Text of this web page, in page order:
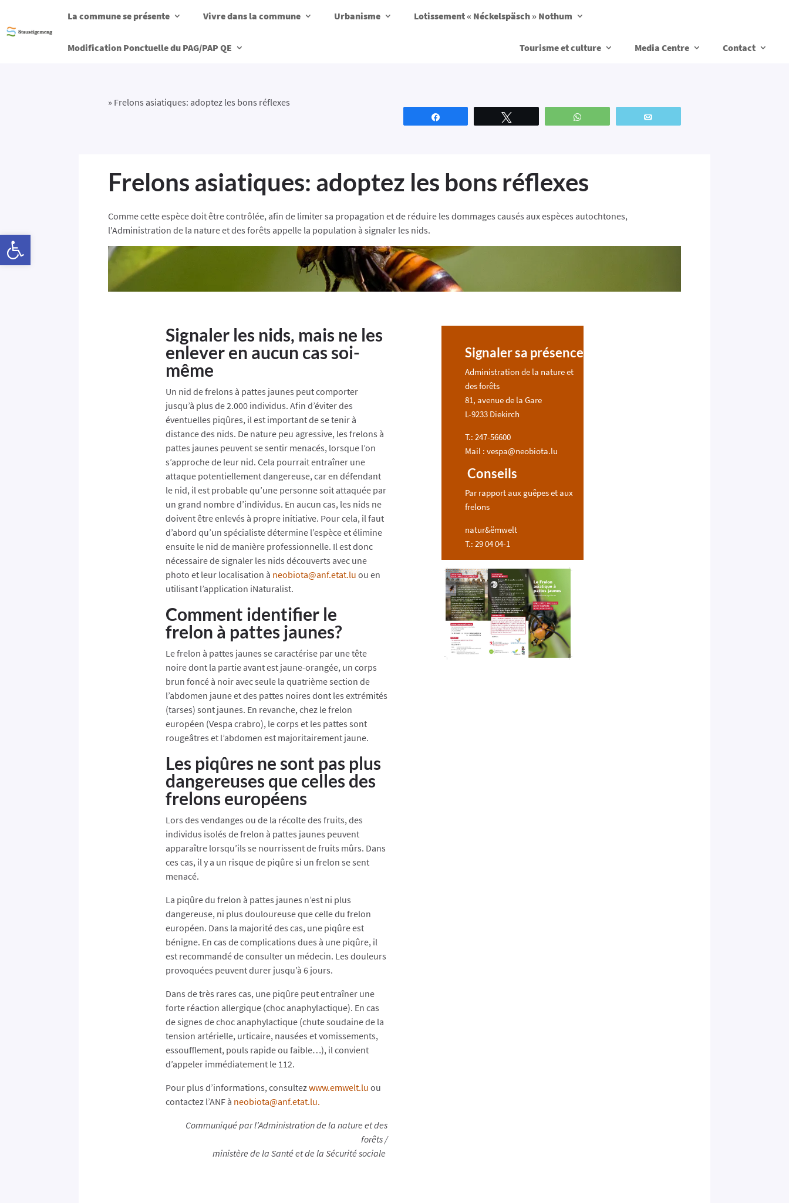
La commune se présente Vivre dans la commune Urbanisme Lotissement « Néckelspäsch » Nothum
Modification Ponctuelle du PAG/PAP QE Tourisme et culture Media Centre Contact
» Frelons asiatiques: adoptez les bons réflexes
Frelons asiatiques: adoptez les bons réflexes
Comme cette espèce doit être contrôlée, afin de limiter sa propagation et de réduire les dommages causés aux espèces autochtones,
l'Administration de la nature et des forêts appelle la population à signaler les nids.
Signaler les nids, mais ne les
enlever en aucun cas soi-
même
Un nid de frelons à pattes jaunes peut comporter
jusqu’à plus de 2.000 individus. Afin d’éviter des
éventuelles piqûres, il est important de se tenir à
distance des nids. De nature peu agressive, les frelons à
pattes jaunes peuvent se sentir menacés, lorsque l’on
s’approche de leur nid. Cela pourrait entraîner une
attaque potentiellement dangereuse, car en défendant
le nid, il est probable qu’une personne soit attaquée par
un grand nombre d’individus. En aucun cas, les nids ne
doivent être enlevés à propre initiative. Pour cela, il faut
d’abord qu’un spécialiste détermine l’espèce et élimine
ensuite le nid de manière professionnelle. Il est donc
nécessaire de signaler les nids découverts avec une
photo et leur localisation à neobiota@anf.etat.lu ou en
utilisant l’application iNaturalist.
Comment identifier le
frelon à pattes jaunes?
Le frelon à pattes jaunes se caractérise par une tête
noire dont la partie avant est jaune-orangée, un corps
brun foncé à noir avec seule la quatrième section de
l’abdomen jaune et des pattes noires dont les extrémités
(tarses) sont jaunes. En revanche, chez le frelon
européen (Vespa crabro), le corps et les pattes sont
rougeâtres et l’abdomen est majoritairement jaune.
Les piqûres ne sont pas plus
dangereuses que celles des
frelons européens
Lors des vendanges ou de la récolte des fruits, des
individus isolés de frelon à pattes jaunes peuvent
apparaître lorsqu’ils se nourrissent de fruits mûrs. Dans
ces cas, il y a un risque de piqûre si un frelon se sent
menacé.
La piqûre du frelon à pattes jaunes n’est ni plus
dangereuse, ni plus douloureuse que celle du frelon
européen. Dans la majorité des cas, une piqûre est
bénigne. En cas de complications dues à une piqûre, il
est recommandé de consulter un médecin. Les douleurs
provoquées peuvent durer jusqu’à 6 jours.
Dans de très rares cas, une piqûre peut entraîner une
forte réaction allergique (choc anaphylactique). En cas
de signes de choc anaphylactique (chute soudaine de la
tension artérielle, urticaire, nausées et vomissements,
essoufflement, pouls rapide ou faible…), il convient
d’appeler immédiatement le 112.
Pour plus d’informations, consultezwww.emwelt.lu ou
contactez l’ANF à neobiota@anf.etat.lu.
Communiqué par l’Administration de la nature et des
forêts /
ministère de la Santé et de la Sécurité sociale
Signaler sa présence
Administration de la nature et
des forêts
81, avenue de la Gare
L-9233 Diekirch
T.: 247-56600
Mail : vespa@neobiota.lu
Conseils
Par rapport aux guêpes et aux
frelons
natur&ëmwelt
T.: 29 04 04-1
Ouvrir la barre d’outils